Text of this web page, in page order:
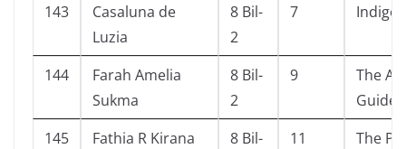
143
Casaluna de
Luzia
8 Bil-
2
7 Indigo
144
Farah Amelia
Sukma
8 Bil-
2
9
The
Guide
145
Fathia R Kirana
8 Bil-
11
The